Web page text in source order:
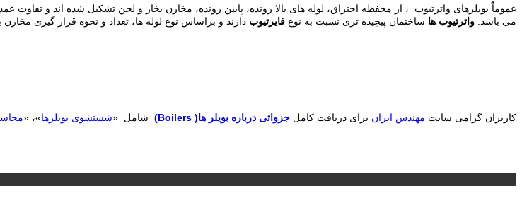
عموماٌ بویلرهای واترتیوب ، از محفظه احتراق، لوله های بالا رونده، پایین رونده، مخازن بخار و لجن تشکیل شده اند و تفاوت
می باشد. واترتیوب ها ساختمان پیچیده تری نسبت به نوع فایرتیوب دارند و براساس نوع لوله ها، تعداد و نحوه قرار گیری
کاربران گرامی سایت مهندس ایران برای دریافت کامل جزواتی درباره بویلر ها( Boilers) شامل «شستشوی بویلرها»، «